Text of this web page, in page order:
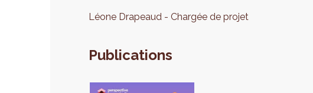
Léone Drapeaud Chargée de projet
Publications